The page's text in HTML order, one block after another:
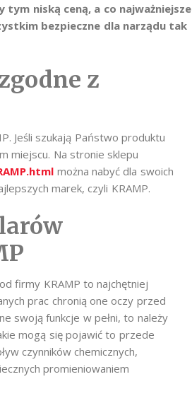
niską ceną, a co najważniejsze
bezpieczne dla narządu tak
z
Jeśli szukają Państwo produktu
miejscu. Na stronie sklepu
można nabyć dla swoich
marek, czyli KRAMP.
firmy KRAMP to najchętniej
prac chronią one oczy przed
swoją funkcje w pełni, to należy
mogą się pojawić to przede
czynników chemicznych,
promieniowaniem